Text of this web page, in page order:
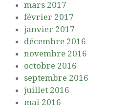
mars 2017
février 2017
janvier 2017
décembre 2016
novembre 2016
octobre 2016
septembre 2016
juillet 2016
mai 2016